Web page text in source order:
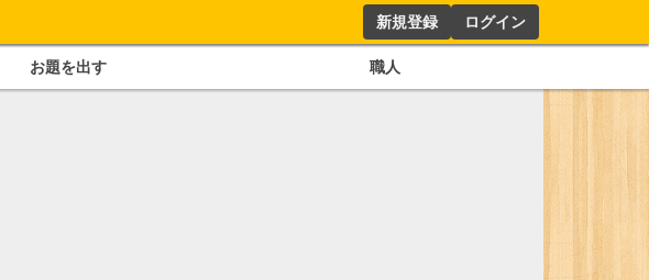
新規登録 ログイン
お題を出す 職人